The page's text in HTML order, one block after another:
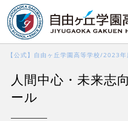
【公式】自由ヶ丘学園高等学校/2023年
人間中心・未来志向の教育の会議＠
人間中心・未来志
ール